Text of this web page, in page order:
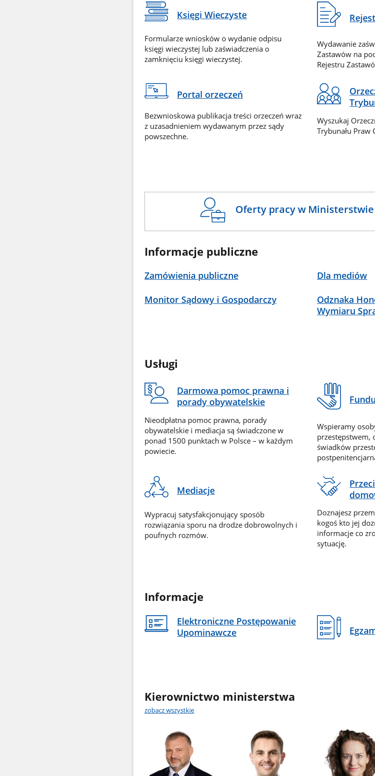
Księgi Wieczyste
Formularze wniosków o wydanie odpisu
księgi wieczystej lub zaświadczenia o
zamknięciu księgi wieczystej.
Wydawanie
Zastawów na
Rejestru
Portal orzeczeń
Bezwnioskowa publikacja treści orzeczeń wraz
z uzasadnieniem wydawanym przez sądy
powszechne.
Wyszukaj
Trybunału Praw
Oferty pracy w
Informacje publiczne
Zamówienia publiczne Dla mediów
Monitor Sądowy i Gospodarczy
Odznaka
Wymiaru
Usługi
Darmowa pomoc prawna i
porady obywatelskie
Nieodpłatna pomoc prawna, porady
obywatelskie i mediacja są świadczone w
ponad 1500 punktach w Polsce – w każdym
powiecie.
Wspieramy
przestępstwem,
świadków
Mediacje
Wypracuj satysfakcjonujący sposób
rozwiązania sporu na drodze dobrowolnych i
poufnych rozmów.
Doznajesz
kogoś kto jej
informacje co
sytuację.
Informacje
Elektroniczne Postępowanie
Upominawcze
Kierownictwo ministerstwa
zobacz wszystkie